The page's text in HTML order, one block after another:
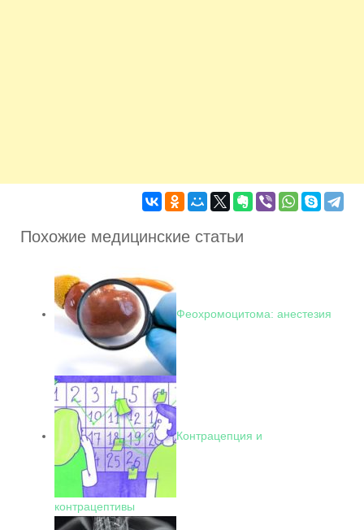
Похожие медицинские статьи
Феохромоцитома: анестезия
Контрацепция и
контрацептивы